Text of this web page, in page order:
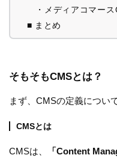
・メディアコマー
■ まとめ
そもそもCMSとは？
まず、CMSの定義につい
CMSとは
CMSは、
「Content